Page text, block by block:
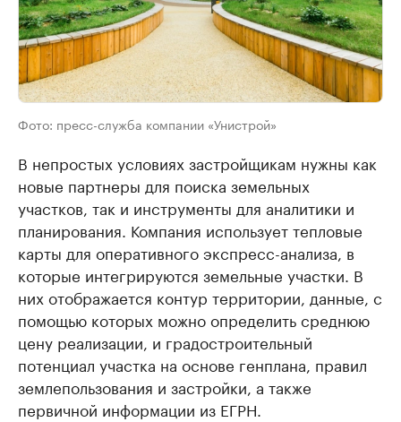
Фото: пресс-служба компании «Унистрой»
В непростых условиях застройщикам нужны как
новые партнеры для поиска земельных
участков, так и инструменты для аналитики и
планирования. Компания использует тепловые
карты для оперативного экспресс-анализа, в
которые интегрируются земельные участки. В
них отображается контур территории, данные, с
помощью которых можно определить среднюю
цену реализации, и градостроительный
потенциал участка на основе генплана, правил
землепользования и застройки, а также
первичной информации из ЕГРН.